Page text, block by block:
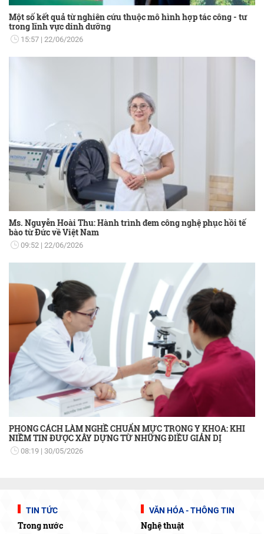
Một số kết quả từ nghiên cứu thuộc mô hình hợp tác công - tư
trong lĩnh vực dinh dưỡng
15:57 22/06/2026
Ms. Nguyễn Hoài Thu: Hành trình đem công nghệ phục hồi tế
bào từ Đức về Việt Nam
09:52 22/06/2026
PHONG CÁCH LÀM NGHỀ CHUẨN MỰC TRONG Y KHOA: KHI
NIỀM TIN ĐƯỢC XÂY DỰNG TỪ NHỮNG ĐIỀU GIẢN DỊ
08:19 30/05/2026
TIN TỨC
Trong nước
VĂN HÓA - THÔNG TIN
Nghệ thuật